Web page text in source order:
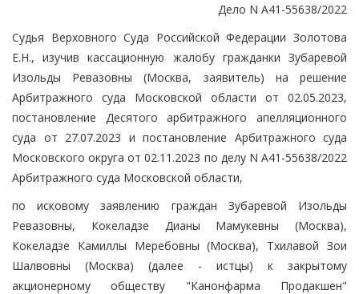
Дело N А41-55638/2022
Судья Верховного Суда Российской Федерации Золотова
Е.Н., изучив кассационную жалобу гражданки Зубаревой
Изольды Ревазовны (Москва, заявитель) на решение
Арбитражного суда Московской области от 02.05.2023,
постановление Десятого арбитражного апелляционного
суда от 27.07.2023 и постановление Арбитражного суда
Московского округа от 02.11.2023 по делу N А41-55638/2022
Арбитражного суда Московской области,
по исковому заявлению граждан Зубаревой Изольды
Ревазовны, Кокеладзе Дианы Мамукевны (Москва),
Кокеладзе Камиллы Меребовны (Москва), Тхилавой Зои
Шалвовны (Москва) (далее - истцы) к закрытому
акционерному обществу "Канонфарма Продакшен"